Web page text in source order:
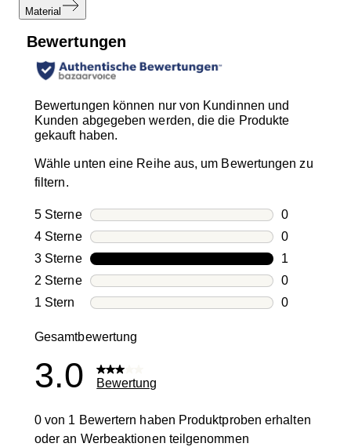
Material
Bewertungen
Bewertungen können nur von Kundinnen und
Kunden abgegeben werden, die die Produkte
gekauft haben.
Wähle unten eine Reihe aus, um Bewertungen zu
filtern.
5 SterneSterne
0
0
4 SterneSterne
0
0
3 SterneSterne
1
1
2 SterneSterne
0
0
1 Stern Sterne
0
Gesamtbewertung
3.0 Bewertung
0 von 1 Bewertern haben Produktproben erhalten
oder an Werbeaktionen teilgenommen